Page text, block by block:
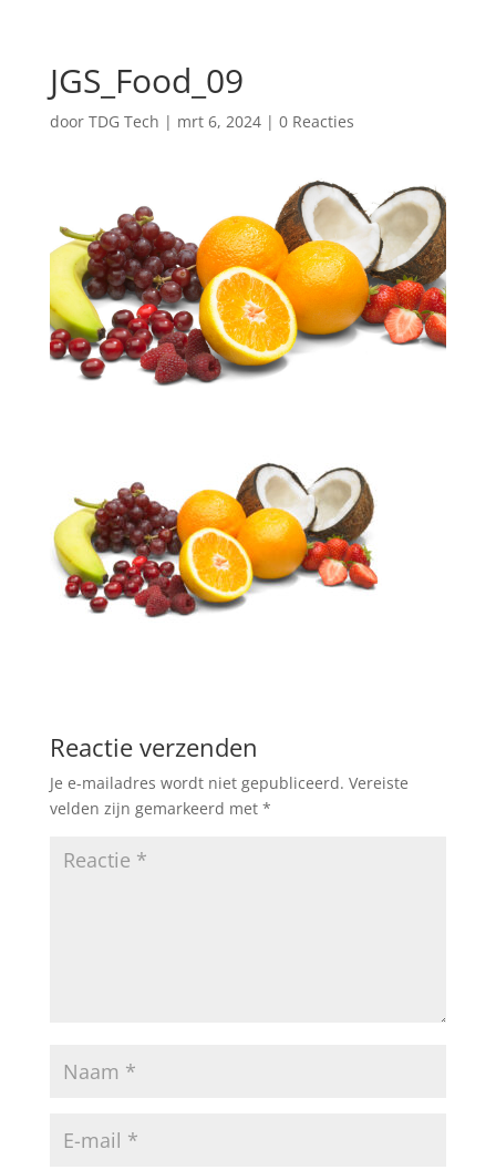
JGS_Food_09
door TDG Tech | mrt 6, 2024| 0 Reacties
Reactie verzenden
Je e-mailadres wordt niet gepubliceerd. Vereiste
velden zijn gemarkeerd met *